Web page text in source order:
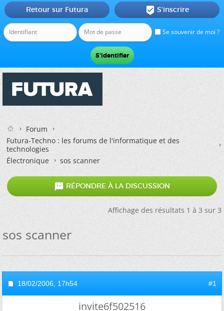
Se souvenir de moi ?
Retour sur Futura  S'inscrire
Forum
Futura-Techno : les forums de l'informatique et des
technologies
Électronique
sos scanner
 RÉPONDRE À LA DISCUSSION
Affichage des résultats 1 à 3 sur 3
sos scanner
18/02/2006, 17h54 #1
invite6f502516